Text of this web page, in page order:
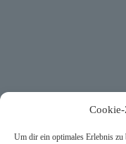
Um dir ein optimales Erlebnis